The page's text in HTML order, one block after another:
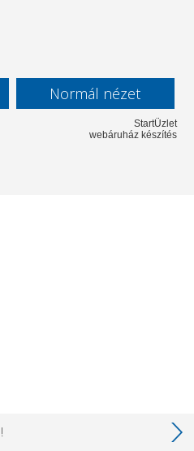
Normál nézet
StartÜzlet
webáruház készítés